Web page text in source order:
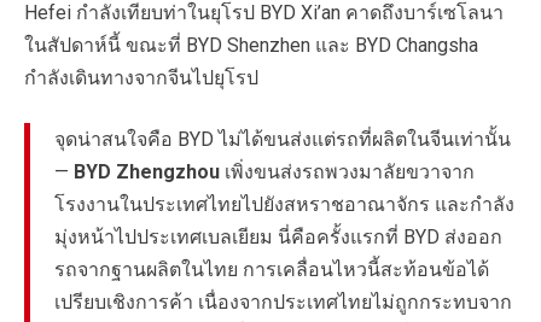
Hefei กำลังเทียบท่าในยุโรป BYD Xi’an คาดถึงบาร์เซโลนา
ในสัปดาห์นี้ ขณะที่ BYD Shenzhen และ BYD Changsha
กำลังเดินทางจากจีนไปยุโรป
จุดน่าสนใจคือ BYD ไม่ได้ขนส่งแต่รถที่ผลิตในจีนเท่านั้น
— BYD Zhengzhou เพิ่งขนส่งรถพวงมาลัยขวาจาก
โรงงานในประเทศไทยไปยังสหราชอาณาจักร และกำลัง
มุ่งหน้าไปประเทศเบลเยียม นี่คือครั้งแรกที่ BYD ส่งออก
รถจากฐานผลิตในไทย การเคลื่อนไหวนี้สะท้อนข้อได้
เปรียบเชิงการค้า เนื่องจากประเทศไทยไม่ถูกกระทบจาก